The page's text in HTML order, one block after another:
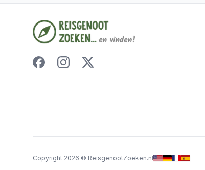
Copyright 2026 © ReisgenootZoeken.nl